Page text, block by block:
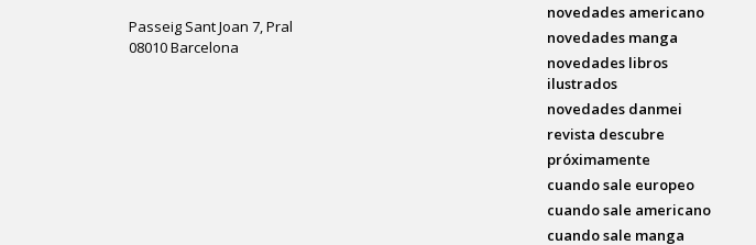
Passeig Sant Joan 7, Pral
08010 Barcelona
novedades americano
novedades manga
novedades libros
ilustrados
novedades danmei
revista descubre
próximamente
cuando sale europeo
cuando sale americano
cuando sale manga